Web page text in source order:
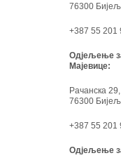
76300
+387 55 201
Одјељење
Мајевице:
Рачанска 29,
76300
+387 55 201
Одјељење